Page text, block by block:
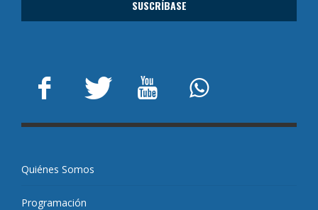
Quiénes Somos
Programación